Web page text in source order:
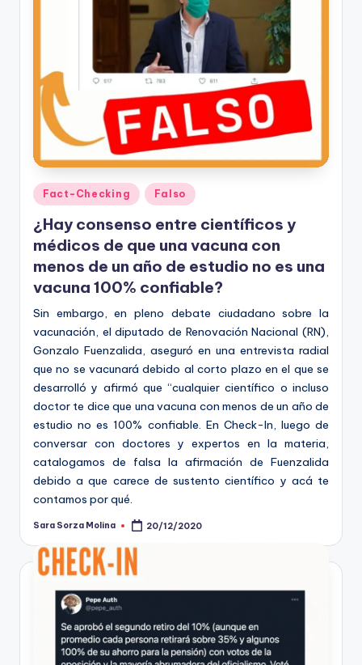
Publicado
en
Fact-Checking Falso
¿Hay consenso entre científicos y
médicos de que una vacuna con
menos de un año de estudio no es una
vacuna 100% confiable?
Sin embargo, en pleno debate ciudadano sobre la
vacunación, el diputado de Renovación Nacional (RN),
Gonzalo Fuenzalida, aseguró en una entrevista radial
que no se vacunará debido al corto plazo en el que se
desarrolló y afirmó que “cualquier científico o incluso
doctor te dice que una vacuna con menos de un año de
estudio no es 100% confiable. En Check-In, luego de
conversar con doctores y expertos en la materia,
catalogamos de falsa la afirmación de Fuenzalida
debido a que carece de sustento científico y acá te
contamos por qué.
Publicado
Sara Sorza Molina 20/12/2020